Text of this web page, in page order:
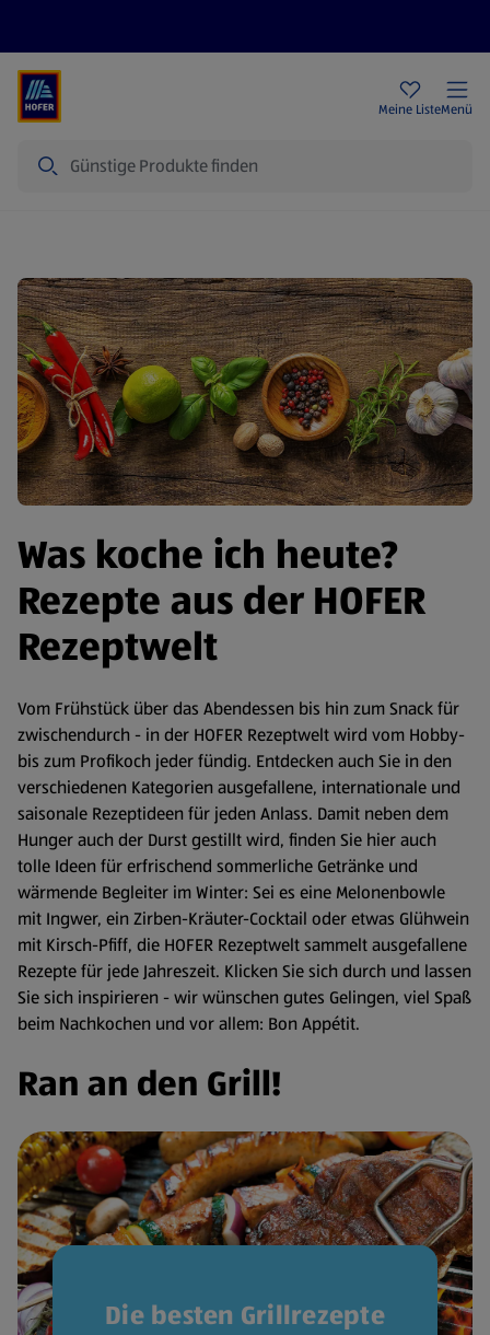
Meine ListeMenü
Was koche ich heute?
Rezepte aus der HOFER
Rezeptwelt
Vom Frühstück über das Abendessen bis hin zum Snack für
zwischendurch - in der HOFER Rezeptwelt wird vom Hobby-
bis zum Profikoch jeder fündig. Entdecken auch Sie in den
verschiedenen Kategorien ausgefallene, internationale und
saisonale Rezeptideen für jeden Anlass. Damit neben dem
Hunger auch der Durst gestillt wird, finden Sie hier auch
tolle Ideen für erfrischend sommerliche Getränke und
wärmende Begleiter im Winter: Sei es eine Melonenbowle
mit Ingwer, ein Zirben-Kräuter-Cocktail oder etwas Glühwein
mit Kirsch-Pfiff, die HOFER Rezeptwelt sammelt ausgefallene
Rezepte für jede Jahreszeit. Klicken Sie sich durch und lassen
Sie sich inspirieren - wir wünschen gutes Gelingen, viel Spaß
beim Nachkochen und vor allem: Bon Appétit.
Ran an den Grill!
Die besten Grillrezepte